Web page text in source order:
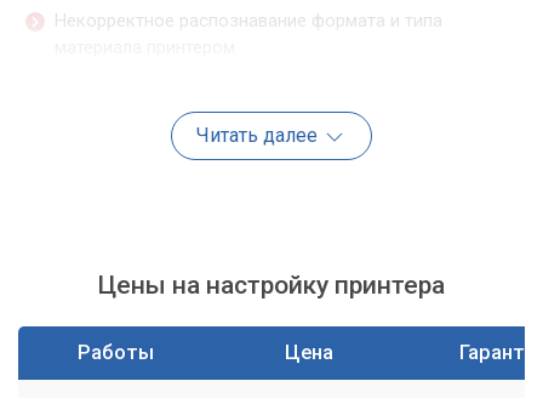
Некорректное распознавание формата и типа
бумаги, этикеток, конвертов.
Искажение цветопередачи из-за отсутствия
Замятие или повреждение носителя из-за
неправильной настройки тракта подачи.
Профессиональная настройка принтера
Читать далее
Цены на настройку принтера
Работы Цена